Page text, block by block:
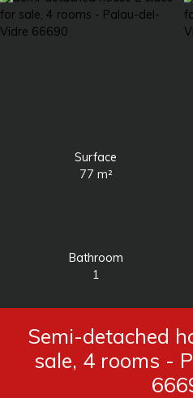
Surface
77 m²
Bathroom
1
Semi-detached
sale, 4 rooms -